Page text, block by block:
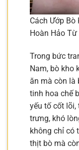
Cách Ướp
Hoàn Hảo Từ
Trong bức
Nam, bò kho
ăn mà còn là
tinh hoa chế
yếu tố cốt
trưng, khó
không chỉ có
thịt bò mà